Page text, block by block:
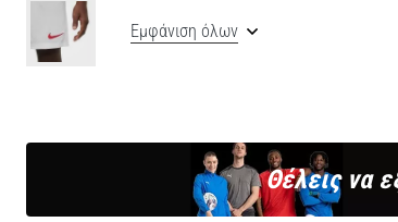
Εμφάνιση όλων
Θέλεις να